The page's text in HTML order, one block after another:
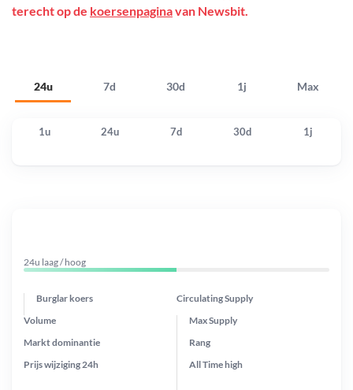
24u 7d 30d 1j Max
terecht op de koersenpaginavan Newsbit.
1u 24u 7d 30d 1j
24u laag / hoog
Burglar koers Circulating Supply
Prijs wijziging 24h
Max Supply
Markt dominantie
Volume
Rang
All Timehigh